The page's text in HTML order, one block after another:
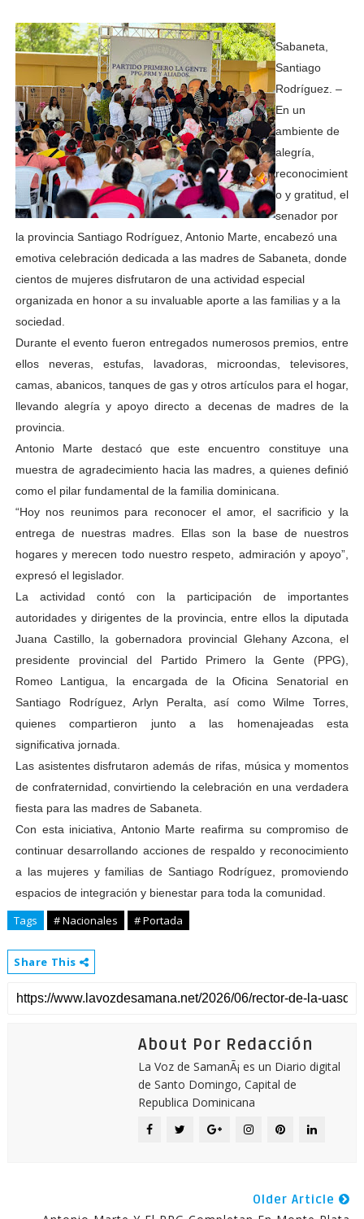
Sabaneta,
Santiago
Rodríguez. –
En un
ambiente de
alegría,
reconocimient
o y gratitud, el
senador por
la provincia Santiago Rodríguez, Antonio Marte, encabezó una
emotiva celebración dedicada a las madres de Sabaneta, donde
cientos de mujeres disfrutaron de una actividad especial
organizada en honor a su invaluable aporte a las familias y a la
sociedad.
Durante el evento fueron entregados numerosos premios, entre
ellos neveras, estufas, lavadoras, microondas, televisores,
camas, abanicos, tanques de gas y otros artículos para el hogar,
llevando alegría y apoyo directo a decenas de madres de la
provincia.
Antonio Marte destacó que este encuentro constituye una
muestra de agradecimiento hacia las madres, a quienes definió
como el pilar fundamental de la familia dominicana.
“Hoy nos reunimos para reconocer el amor, el sacrificio y la
entrega de nuestras madres. Ellas son la base de nuestros
hogares y merecen todo nuestro respeto, admiración y apoyo”,
expresó el legislador.
La actividad contó con la participación de importantes
autoridades y dirigentes de la provincia, entre ellos la diputada
Juana Castillo, la gobernadora provincial Glehany Azcona, el
presidente provincial del Partido Primero la Gente (PPG),
Romeo Lantigua, la encargada de la Oficina Senatorial en
Santiago Rodríguez, Arlyn Peralta, así como Wilme Torres,
quienes compartieron junto a las homenajeadas esta
significativa jornada.
Las asistentes disfrutaron además de rifas, música y momentos
de confraternidad, convirtiendo la celebración en una verdadera
fiesta para las madres de Sabaneta.
Con esta iniciativa, Antonio Marte reafirma su compromiso de
continuar desarrollando acciones de respaldo y reconocimiento
a las mujeres y familias de Santiago Rodríguez, promoviendo
espacios de integración y bienestar para toda la comunidad.
Tags # Nacionales # Portada
Share This
About Por Redacción
La Voz de SamanÃ¡ es un Diario digital
de Santo Domingo, Capital de
Republica Dominicana
Older Article